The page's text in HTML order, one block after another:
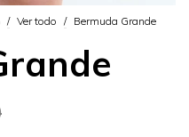
/ Ver todo / Bermuda Grande